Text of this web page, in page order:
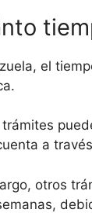
el
a
otros